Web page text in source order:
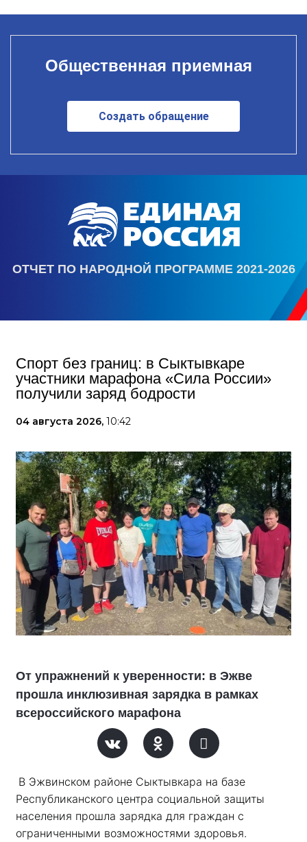
Общественная приемная
Создать обращение
ОТЧЕТ ПО НАРОДНОЙ ПРОГРАММЕ 2021-2026
Спорт без границ: в Сыктывкаре
участники марафона «Сила России»
получили заряд бодрости
04 августа 2026, 10:42
От упражнений к уверенности: в Эжве
прошла инклюзивная зарядка в рамках
всероссийского марафона
В Эжвинском районе Сыктывкара на базе
Республиканского центра социальной защиты
населения прошла зарядка для граждан с
ограниченными возможностями здоровья.